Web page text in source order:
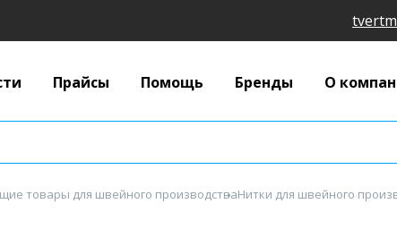
Прайсы Помощь Бренды О
товары для швейного производстваНитки для швейного